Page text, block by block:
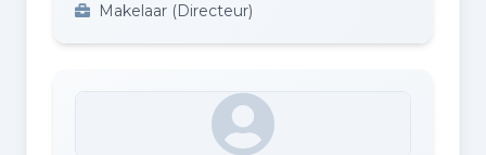
Makelaar (Directeur)